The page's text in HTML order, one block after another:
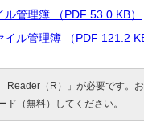
管理簿 （PDF 53.0 KB）
ル管理簿 （PDF 121.2
Reader（R）」が必要です。
ド（無料）してください。